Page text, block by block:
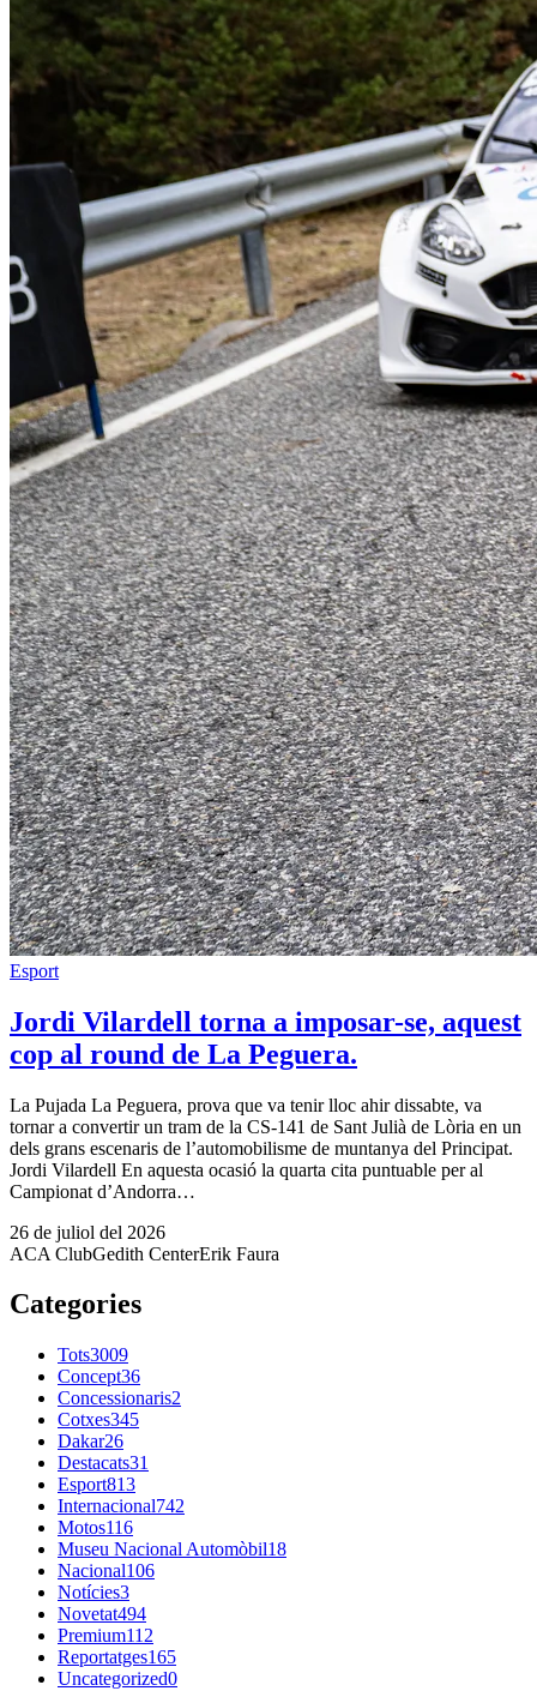
Esport
Jordi Vilardell torna a imposar-se, aquest
cop al round de La Peguera.
La Pujada La Peguera, prova que va tenir lloc ahir dissabte, va
tornar a convertir un tram de la CS-141 de Sant Julià de Lòria en un
dels grans escenaris de l’automobilisme de muntanya del Principat.
Jordi Vilardell En aquesta ocasió la quarta cita puntuable per al
Campionat d’Andorra…
26 de juliol del 2026
ACA ClubGedith CenterErik Faura
Categories
Tots3009
Concept36
Concessionaris2
Cotxes345
Dakar26
Destacats31
Esport813
Internacional742
Motos116
Museu Nacional Automòbil18
Nacional106
Notícies3
Novetat494
Premium112
Reportatges165
Uncategorized0